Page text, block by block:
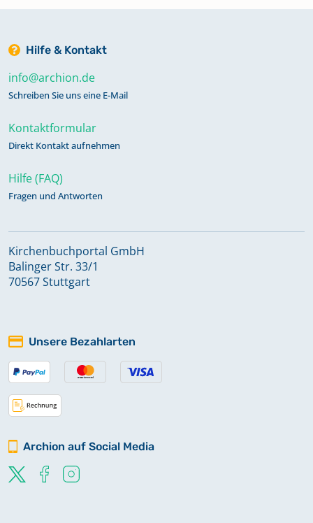
Alt Rehse
Alt Rehse Krukow
Alt Rehse Mallin
Alt Schwerin
Alt Strelitz
Alt Strelitz Thurow
Ankershagen Rumpshagen
Bad Doberan
Hilfe & Kontakt
info@archion.de
Schreiben Sie uns eine E-Mail
Kontaktformular
Direkt Kontakt aufnehmen
Hilfe (FAQ)
Fragen und Antworten
Kirchenbuchportal GmbH
Balinger Str. 33/1
70567 Stuttgart
Unsere Bezahlarten
Archion auf Social Media